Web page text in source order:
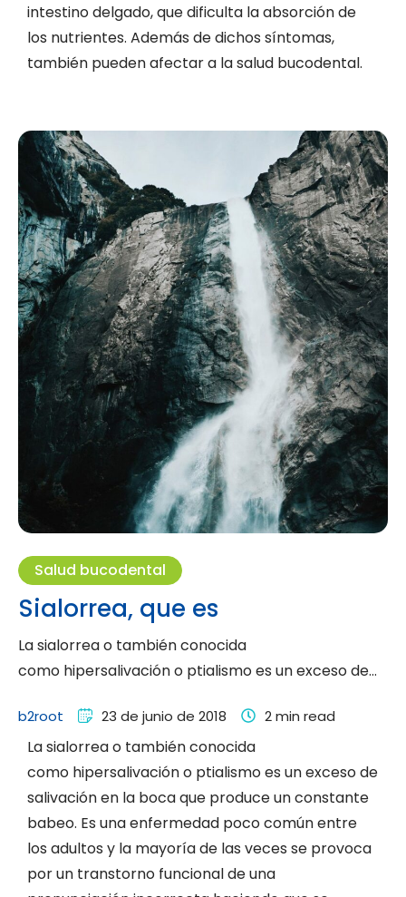
intestino delgado, que dificulta la absorción de
los nutrientes. Además de dichos síntomas,
también pueden afectar a la salud bucodental.
Salud bucodental
Sialorrea, que es
La sialorrea o también conocida
como hipersalivación o ptialismo es un exceso de
b2root 23 de junio de 2018 2 min read
La sialorrea o también conocida
como hipersalivación o ptialismo es un exceso de
salivación en la boca que produce un constante
babeo. Es una enfermedad poco común entre
los adultos y la mayoría de las veces se provoca
por un transtorno funcional de una